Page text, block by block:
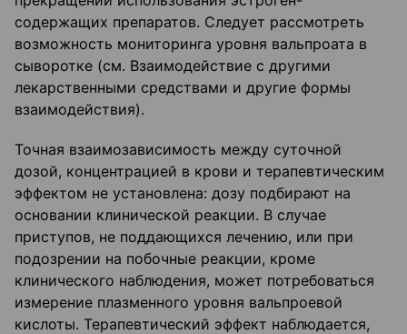
содержащих препаратов. Следует рассмотреть
возможность мониторинга уровня вальпроата в
сыворотке (см. Взаимодействие с другими
лекарственными средствами и другие формы
взаимодействия).
Точная взаимозависимость между суточной
дозой, концентрацией в крови и терапевтическим
эффектом не установлена: дозу подбирают на
основании клинической реакции. В случае
приступов, не поддающихся лечению, или при
подозрении на побочные реакции, кроме
клинического наблюдения, может потребоваться
измерение плазменного уровня вальпроевой
кислоты. Терапевтический эффект наблюдается,